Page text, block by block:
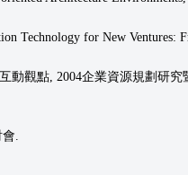
Technology for New
觀點, 2004企業資源規劃研究
.